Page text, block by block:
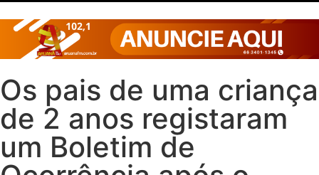
Os pais de uma criança
de 2 anos registaram
um Boletim de